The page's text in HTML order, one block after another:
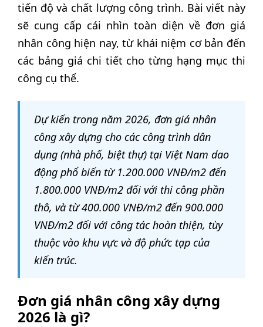
tiến độ và chất lượng công trình. Bài viết này
sẽ cung cấp cái nhìn toàn diện về đơn giá
nhân công hiện nay, từ khái niệm cơ bản đến
các bảng giá chi tiết cho từng hạng mục thi
công cụ thể.
Dự kiến trong năm 2026, đơn giá nhân
công xây dựng cho các công trình dân
dụng (nhà phố, biệt thự) tại Việt Nam dao
động phổ biến từ 1.200.000 VNĐ/m2 đến
1.800.000 VNĐ/m2 đối với thi công phần
thô, và từ 400.000 VNĐ/m2 đến 900.000
VNĐ/m2 đối với công tác hoàn thiện, tùy
thuộc vào khu vực và độ phức tạp của
kiến trúc.
Đơn giá nhân công xây dựng
2026 là gì?